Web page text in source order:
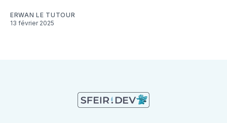
ERWAN LE TUTOUR
13 février 2025